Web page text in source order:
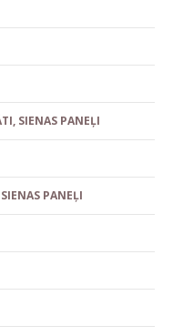
SIENAS PANEĻI
PANEĻI